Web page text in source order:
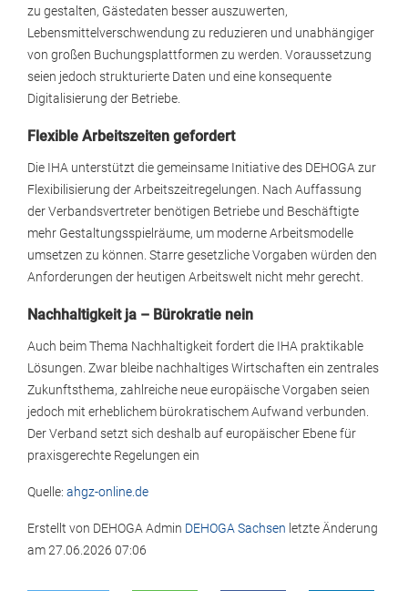
zu gestalten, Gästedaten besser auszuwerten,
Lebensmittelverschwendung zu reduzieren und unabhängiger
von großen Buchungsplattformen zu werden. Voraussetzung
seien jedoch strukturierte Daten und eine konsequente
Digitalisierung der Betriebe.
Flexible Arbeitszeiten gefordert
Die IHA unterstützt die gemeinsame Initiative des DEHOGA zur
Flexibilisierung der Arbeitszeitregelungen. Nach Auffassung
der Verbandsvertreter benötigen Betriebe und Beschäftigte
mehr Gestaltungsspielräume, um moderne Arbeitsmodelle
umsetzen zu können. Starre gesetzliche Vorgaben würden den
Anforderungen der heutigen Arbeitswelt nicht mehr gerecht.
Nachhaltigkeit ja – Bürokratie nein
Auch beim Thema Nachhaltigkeit fordert die IHA praktikable
Lösungen. Zwar bleibe nachhaltiges Wirtschaften ein zentrales
Zukunftsthema, zahlreiche neue europäische Vorgaben seien
jedoch mit erheblichem bürokratischem Aufwand verbunden.
Der Verband setzt sich deshalb auf europäischer Ebene für
praxisgerechte Regelungen ein
Quelle: ahgz-online.de
Erstellt von DEHOGA Admin DEHOGA Sachsen letzte Änderung
am27.06.2026 07:06